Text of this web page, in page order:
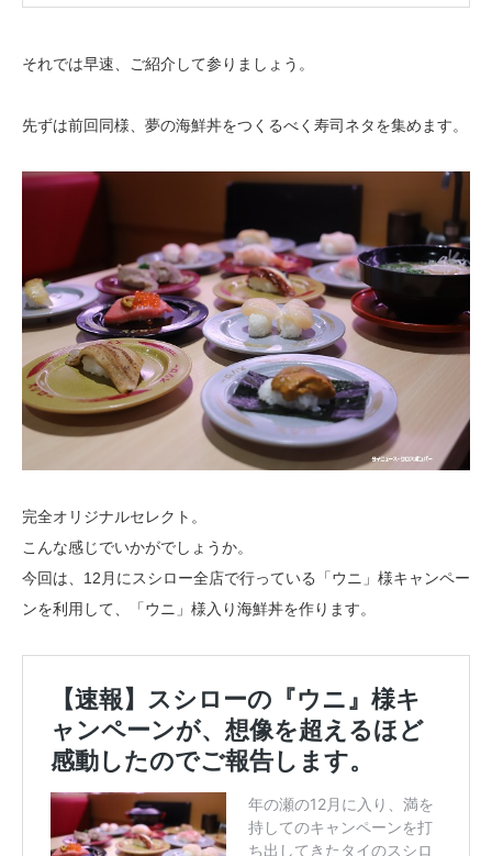
それでは早速、ご紹介して参りましょう。
先ずは前回同様、夢の海鮮丼をつくるべく寿司ネタを集めます。
完全オリジナルセレクト。
こんな感じでいかがでしょうか。
今回は、12月にスシロー全店で行っている「ウニ」様キャンペー
ンを利用して、「ウニ」様入り海鮮丼を作ります。